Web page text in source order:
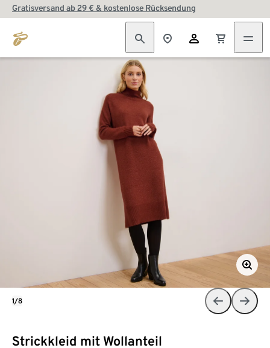
Gratisversand ab 29 € & kostenlose Rücksendung
Strickkleid mit Wollanteil
1/8